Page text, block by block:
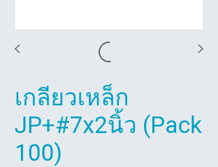
เกลียวเหล็ก
JP+#7x2นิ้ว (Pack
100)